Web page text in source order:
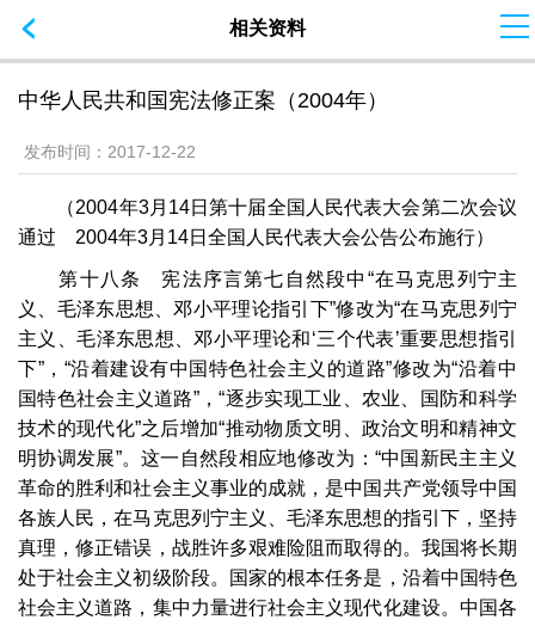
相关资料
中华人民共和国宪法修正案（2004年）
发布时间： 2017-12-22
（2004年3月14日第十届全国人民代表大会第二次会议
通过 2004年3月14日全国人民代表大会公告公布施行）
第十八条 宪法序言第七自然段中“在马克思列宁主
义、毛泽东思想、邓小平理论指引下”修改为“在马克思列宁
主义、毛泽东思想、邓小平理论和‘三个代表’重要思想指引
下”，“沿着建设有中国特色社会主义的道路”修改为“沿着中
国特色社会主义道路”，“逐步实现工业、农业、国防和科学
技术的现代化”之后增加“推动物质文明、政治文明和精神文
明协调发展”。这一自然段相应地修改为：“中国新民主主义
革命的胜利和社会主义事业的成就，是中国共产党领导中国
各族人民，在马克思列宁主义、毛泽东思想的指引下，坚持
真理，修正错误，战胜许多艰难险阻而取得的。我国将长期
处于社会主义初级阶段。国家的根本任务是，沿着中国特色
社会主义道路，集中力量进行社会主义现代化建设。中国各